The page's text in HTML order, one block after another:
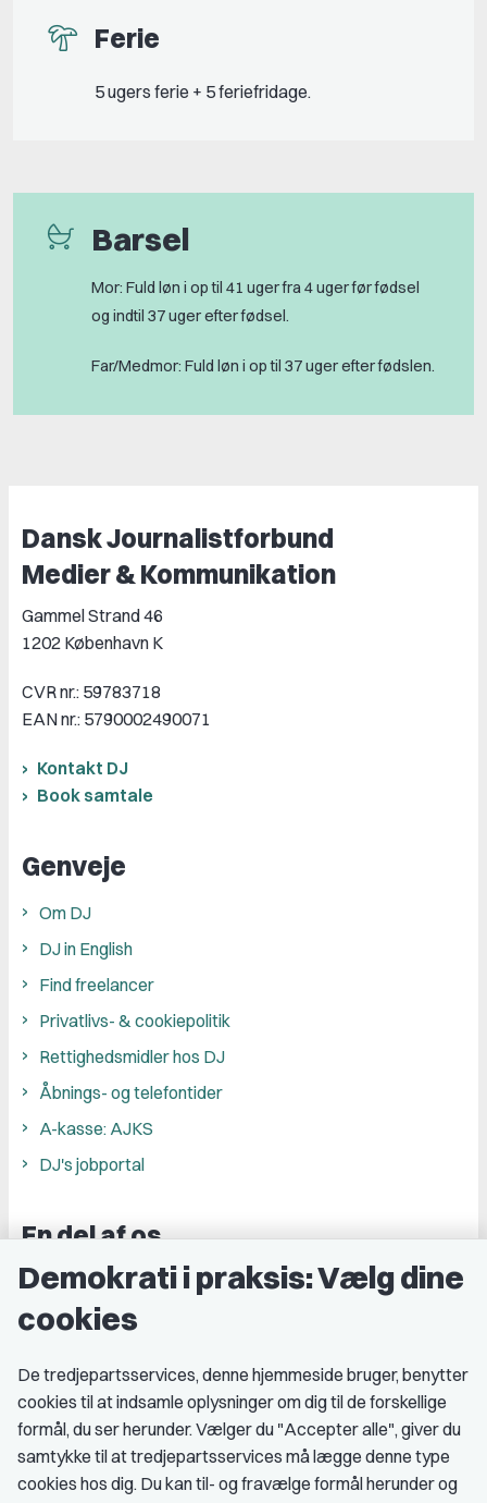
Ferie
5 ugers ferie + 5 feriefridage.
Barsel
Mor: Fuld løn i op til 41 uger fra 4 uger før fødsel
og indtil 37 uger efter fødsel.
Far/Medmor: Fuld løn i op til 37 uger efter fødslen.
Dansk Journalistforbund
Medier & Kommunikation
Gammel Strand 46
1202 København K
CVR nr.: 59783718
EAN nr.: 5790002490071
Kontakt DJ
Book samtale
Genveje
Om DJ
DJ in English
Find freelancer
Privatlivs- & cookiepolitik
Rettighedsmidler hos DJ
Åbnings- og telefontider
A-kasse: AJKS
DJ's jobportal
En del af os
Grupper og kredse
Studenterorganisationer
Medlemskab
Fordele som medlem
Demokrati i praksis: Vælg dine
cookies
De tredjepartsservices, denne hjemmeside bruger, benytter
cookies til at indsamle oplysninger om dig til de forskellige
formål, du ser herunder. Vælger du "Accepter alle", giver du
samtykke til at tredjepartsservices må lægge denne type
cookies hos dig. Du kan til- og fravælge formål herunder og